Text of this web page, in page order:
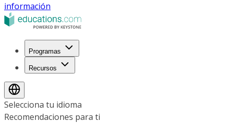
información
Programas
Recursos
Selecciona tu idioma
Recomendaciones para ti